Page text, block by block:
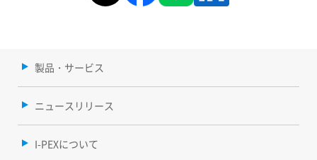
製品・サービス
ニュースリリース
I-PEXについて